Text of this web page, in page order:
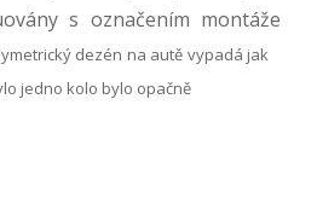
s označením montáže